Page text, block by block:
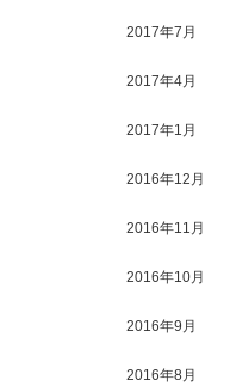
2017年7月
2017年4月
2017年1月
2016年12月
2016年11月
2016年10月
2016年9月
2016年8月